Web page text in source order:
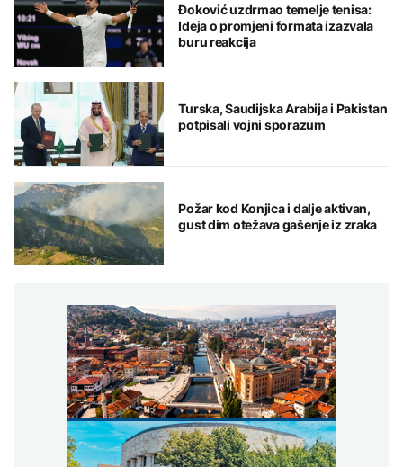
Đoković uzdrmao temelje tenisa:
Ideja o promjeni formata izazvala
buru reakcija
Turska, Saudijska Arabija i Pakistan
potpisali vojni sporazum
Požar kod Konjica i dalje aktivan,
gust dim otežava gašenje iz zraka